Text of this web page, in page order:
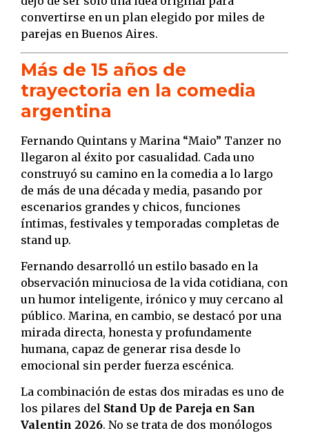
convertirse en un plan elegido por miles de
parejas en Buenos Aires.
Más de 15 años de
trayectoria en la comedia
argentina
Fernando Quintans y Marina “Maio” Tanzer no
llegaron al éxito por casualidad. Cada uno
construyó su camino en la comedia a lo largo
de más de una década y media, pasando por
escenarios grandes y chicos, funciones
íntimas, festivales y temporadas completas de
stand up.
Fernando desarrolló un estilo basado en la
observación minuciosa de la vida cotidiana, con
un humor inteligente, irónico y muy cercano al
público. Marina, en cambio, se destacó por una
mirada directa, honesta y profundamente
humana, capaz de generar risa desde lo
emocional sin perder fuerza escénica.
La combinación de estas dos miradas es uno de
los pilares del Stand Up de Pareja en San
Valentin 2026. No se trata de dos monólogos